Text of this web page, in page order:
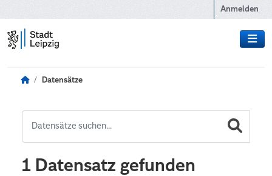
Anmelden
Datensätze
1 Datensatz gefunden